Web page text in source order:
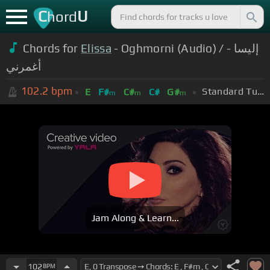
ChordU
Chords for Elissa - Oghmorni (Audio) / إليسا -
أغمرني
102.2 bpm E F#m C#m C# G#m Standard Tuning (EADGBE)
Jam Along & Learn...
102 BPM